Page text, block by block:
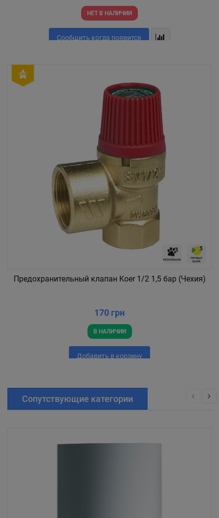
НЕТ В НАЛИЧИИ
Сообщить когда появится
Предохранительный клапан Koer 1/2 1,5 бар (Чехия)
170 грн
В НАЛИЧИИ
Добавить в корзину
Сопутствующие категории